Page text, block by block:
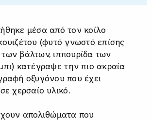
μέσα από τον κοίλο
(φυτό γνωστό επίσης
βάλτων, ιππουρίδα των
κατέγραψε την πιο ακραία
οξυγόνου που έχει
χερσαίο υλικό.
απολιθώματα που